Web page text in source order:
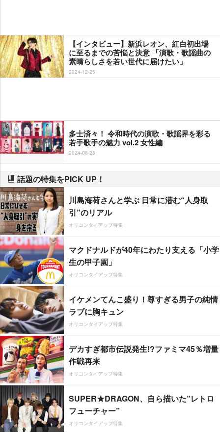
【インタビュー】新浜レオン、紅白初出場
に至るまでの苦悩と決意 「演歌・歌謡曲の
素晴らしさを若い世代に届けたい」
2024-12-25
多士済々！ 令和時代の演歌・歌謡界を彩る
若手歌手の魅力 vol.2 女性編
2024-08-28
話題の特集をPICK UP！
川島海荷さんと学ぶ 日常に潜む“人身取
引”のリアル
オリコンタイアップ特集
マクドナルドが40年にわたり支える「小学
生の甲子園」
オリコンタイアップ特集
イケメンてんこ盛り！尊すぎる男子の純情
ラブに胸キュン
オリコンタイアップ特集
デカすぎ都市伝説発生!?ファミマ45％増量
作戦再来
オリコンタイアップ特集
SUPER★DRAGON、自ら描いた”レトロ
フューチャー”
オリコンタイアップ特集